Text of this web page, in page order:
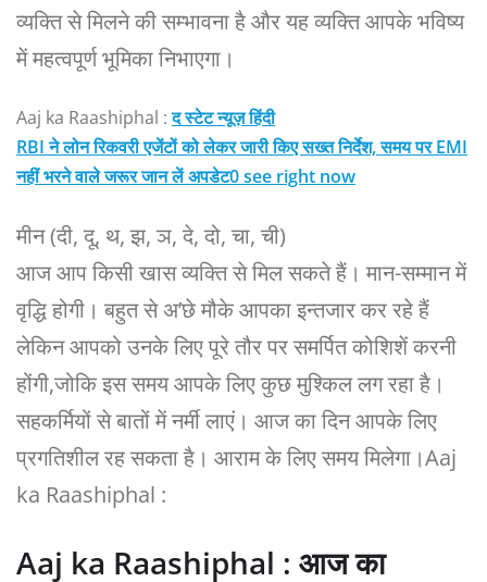
व्यक्ति से मिलने की सम्भावना है और यह व्यक्ति आपके भविष्य
में महत्वपूर्ण भूमिका निभाएगा।
Aaj ka Raashiphal :द स्टेट न्यूज़ हिंदी
RBI ने लोन रिकवरी एजेंटों को लेकर जारी किए सख्त निर्देश, समय पर EMI
नहीं भरने वाले जरूर जान लें अपडेट0 see right now
मीन (दी, दू, थ, झ, ञ, दे, दो, चा, ची)
आज आप किसी खास व्यक्ति से मिल सकते हैं। मान-सम्मान में
वृद्धि होगी। बहुत से अ’छे मौके आपका इन्तजार कर रहे हैं
लेकिन आपको उनके लिए पूरे तौर पर समर्पित कोशिशें करनी
होंगी,जोकि इस समय आपके लिए कुछ मुश्किल लग रहा है।
सहकर्मियों से बातों में नर्मी लाएं। आज का दिन आपके लिए
प्रगतिशील रह सकता है। आराम के लिए समय मिलेगा।Aaj
ka Raashiphal :
Aaj ka Raashiphal : आज का